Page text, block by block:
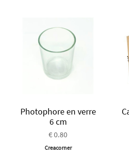
Photophore en verre
6 cm
€ 0.80
Creacorner